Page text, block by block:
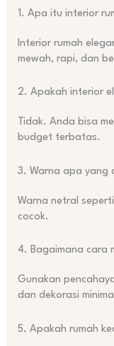
1. Apa itu interior
Interior rumah
mewah, rapi, dan
2. Apakah interior
Tidak. Anda bisa
budget terbatas.
3. Warna apa yang
Warna netral
cocok.
4. Bagaimana cara
Gunakan
dan dekorasi
5. Apakah rumah